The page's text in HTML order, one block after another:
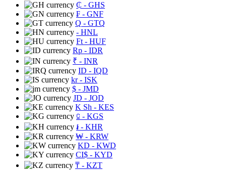
₵ - GHS
₣ - GNF
Q - GTQ
- HNL
Ft - HUF
Rp - IDR
₹ - INR
ID - IQD
kr- ISK
$ - JMD
JD - JOD
K Sh - KES
⃀ - KGS
៛ - KHR
₩ - KRW
KD - KWD
CI$ - KYD
₸ - KZT